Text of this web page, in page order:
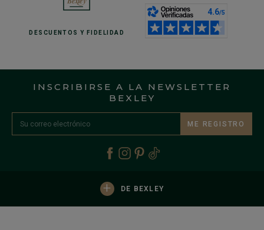
DESCUENTOS Y FIDELIDAD
INSCRIBIRSE A LA NEWSLETTER
BEXLEY
ME REGISTRO
+ DE BEXLEY